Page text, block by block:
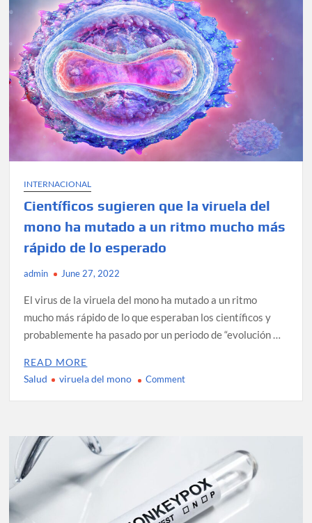
mono
INTERNACIONAL
Científicos sugieren que la viruela del
mono ha mutado a un ritmo mucho más
rápido de lo esperado
admin June 27, 2022
El virus de la viruela del mono ha mutado a un ritmo
mucho más rápido de lo que esperaban los científicos y
probablemente ha pasado por un periodo de “evolución …
READ MORE
Salud
viruela del mono Commenton
mono
ha
mutado